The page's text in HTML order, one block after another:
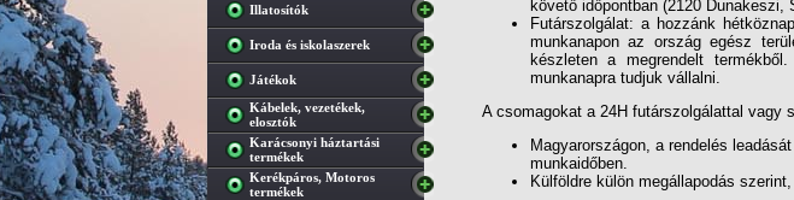
Illatosítók
Iroda és iskolaszerek
Játékok
Kábelek, vezetékek,
elosztók
Karácsonyi háztartási
termékek
Kerékpáros, Motoros
termékek
követő időpontban (2120
Futárszolgálat: a hozzánk
munkanapon az ország egész
készleten a megrendelt
munkanapra tudjuk vállalni.
A csomagokat a 24H futárszolgálattal vagy
Magyarországon, a rendelés
munkaidőben.
Külföldre külön megállapodás